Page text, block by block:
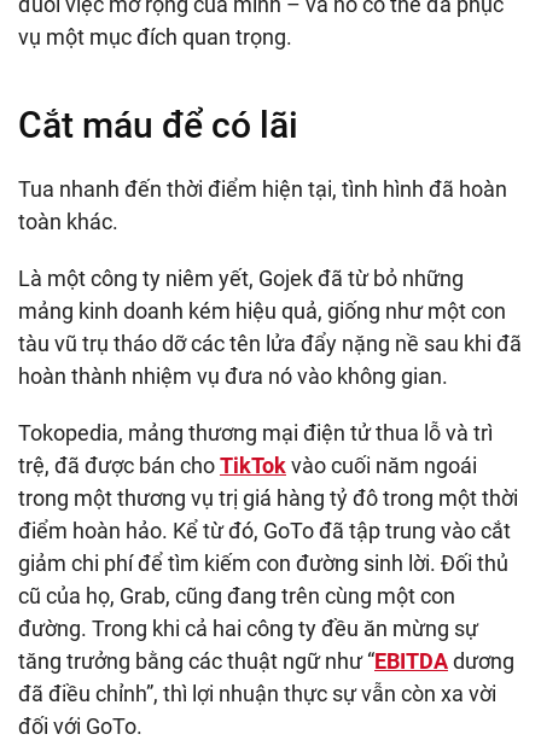
vụ một mục đích quan trọng.
Cắt máu để có lãi
Tua nhanh đến thời điểm hiện tại, tình hình đã hoàn
toàn khác.
Là một công ty niêm yết, Gojek đã từ bỏ những
mảng kinh doanh kém hiệu quả, giống như một con
tàu vũ trụ tháo dỡ các tên lửa đẩy nặng nề sau khi đã
hoàn thành nhiệm vụ đưa nó vào không gian.
Tokopedia, mảng thương mại điện tử thua lỗ và trì
trệ, đã được bán choTikTokvào cuối năm ngoái
trong một thương vụ trị giá hàng tỷ đô trong một thời
điểm hoàn hảo. Kể từ đó, GoTo đã tập trung vào cắt
giảm chi phí để tìm kiếm con đường sinh lời. Đối thủ
cũ của họ, Grab, cũng đang trên cùng một con
đường. Trong khi cả hai công ty đều ăn mừng sự
tăng trưởng bằng các thuật ngữ như “EBITDAdương
đã điều chỉnh”, thì lợi nhuận thực sự vẫn còn xa vời
đối với GoTo.